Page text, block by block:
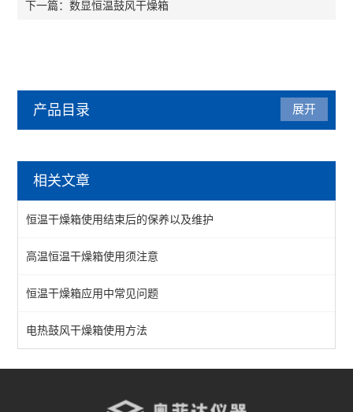
下一篇：数显恒温鼓风干燥箱
产品目录
鼓风干燥箱
恒温干燥箱
真空干燥箱
不锈钢干燥箱
实验室干燥箱
查看全部 >>
展开
相关文章
恒温干燥箱使用结束后的保养以及维护
高温恒温干燥箱使用须注意
恒温干燥箱应用中常见问题
电热鼓风干燥箱使用方法